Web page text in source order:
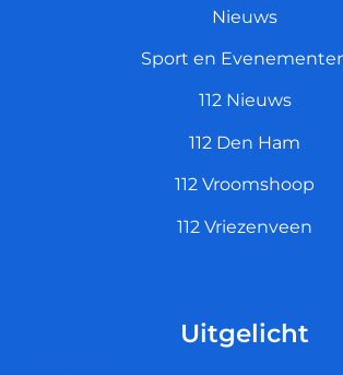
Nieuws
Sport en
112 Nieuws
112 Den Ham
112 Vroomshoop
112 Vriezenveen
Uitgelicht